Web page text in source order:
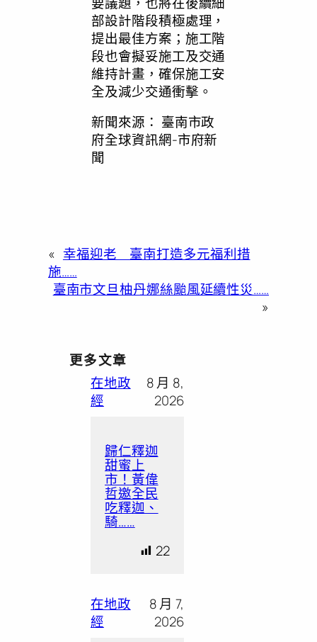
部設計階段積極處理，
提出最佳方案；施工階
段也會擬妥施工及交通
維持計畫，確保施工安
全及減少交通衝擊。
新聞來源： 臺南市政
府全球資訊網-市府新
聞
« 幸福迎老 臺南打造多元福利措
施……
臺南市文旦柚丹娜絲颱風延續性災……
»
更多文章
在地政
經
8 月 8,
2026
歸仁釋迦
甜蜜上
市！黃偉
哲邀全民
吃釋迦、
騎……
22
在地政
經
8 月 7,
2026